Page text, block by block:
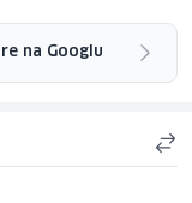
na Googlu